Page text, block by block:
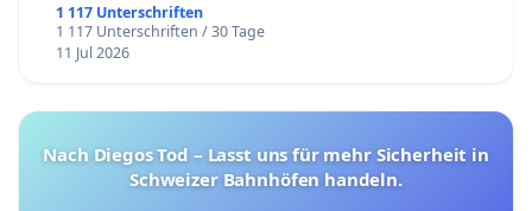
1 117 Unterschriften
1 117 Unterschriften / 30 Tage
11 Jul 2026
Nach Diegos Tod – Lasst uns für mehr Sicherheit in
Schweizer Bahnhöfen handeln.